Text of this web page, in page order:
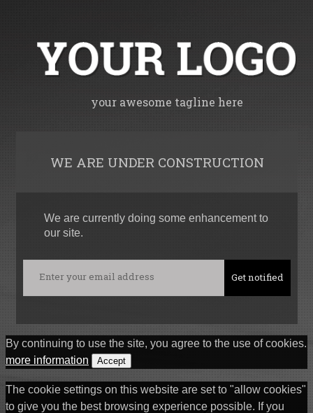
your awesome tagline here
WE ARE UNDER CONSTRUCTION
We are currently doing some enhancement to
our site.
By continuing to use the site, you agree to the use of cookies.
more information
Accept
The cookie settings on this website are set to "allow cookies"
to give you the best browsing experience possible. If you